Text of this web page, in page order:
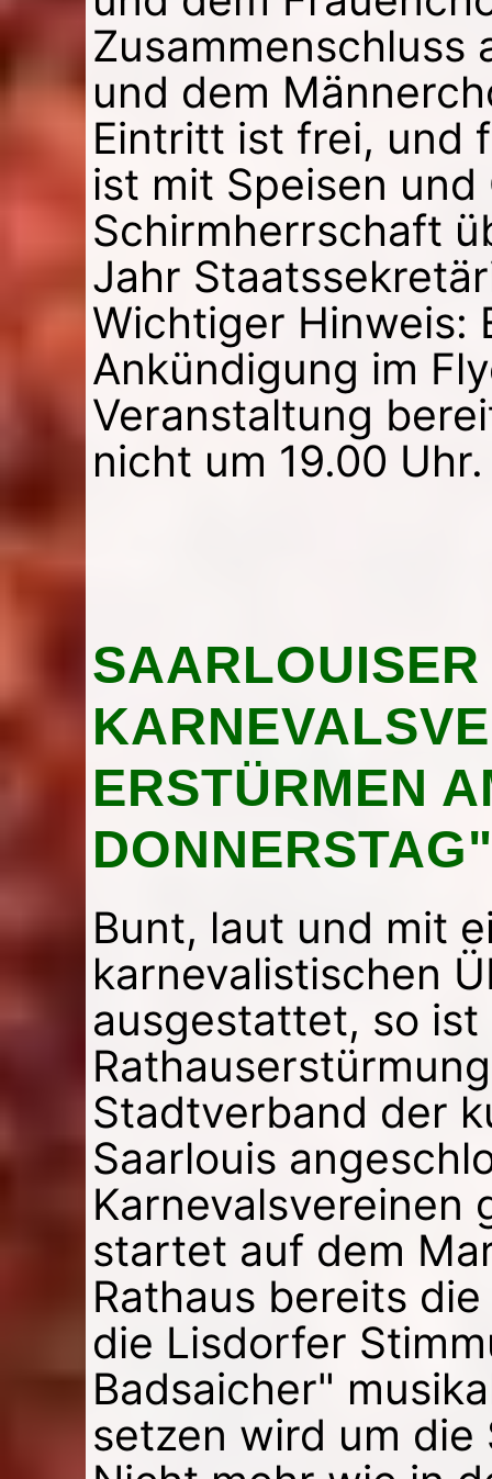
Zusammenschluss
und dem
Eintritt ist frei, und
ist mit Speisen
Schirmherrschaft
Jahr
Wichtiger Hinweis:
Ankündigung im
Veranstaltung
nicht um 19.00 Uhr.
SAARLOUISER
ERSTÜRMEN
Bunt, laut und mit
karnevalistischen
ausgestattet, so
Stadtverband der
Saarlouis
Karnevalsvereinen
startet auf dem
Rathaus bereits
die Lisdorfer
Badsaicher"
setzen wird um die